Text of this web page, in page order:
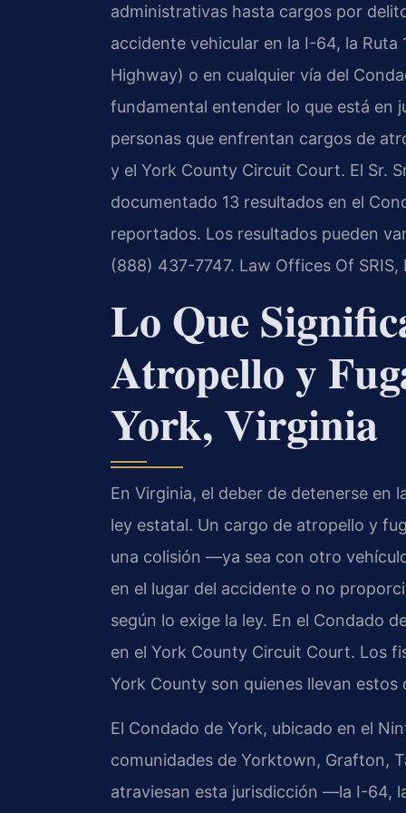
administrativas hasta cargos por
accidente vehicular en la I-64, la Ruta
Highway) o en cualquier vía del
fundamental entender lo que está en
personas que enfrentan cargos de
y el York County Circuit Court. El Sr.
documentado 13 resultados en el
reportados. Los resultados pueden
(888) 437-7747. Law Offices Of
Lo Que
Atropello y
York, Virginia
En Virginia, el deber de detenerse en
ley estatal. Un cargo de atropello y
una colisión —ya sea con otro
en el lugar del accidente o no
según lo exige la ley. En el Condado
en el York County Circuit Court. Los
York County son quienes llevan estos
El Condado de York, ubicado en el
comunidades de Yorktown, Grafton,
atraviesan esta jurisdicción —la I-64,